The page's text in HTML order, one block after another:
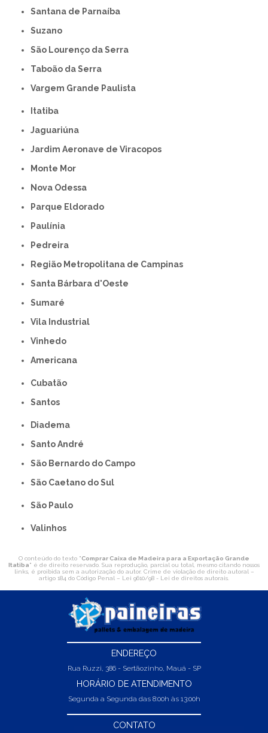
Santana de Parnaíba
Suzano
São Lourenço da Serra
Taboão da Serra
Vargem Grande Paulista
Itatiba
Jaguariúna
Jardim Aeronave de Viracopos
Monte Mor
Nova Odessa
Parque Eldorado
Paulínia
Pedreira
Região Metropolitana de Campinas
Santa Bárbara d'Oeste
Sumaré
Vila Industrial
Vinhedo
americana
Cubatão
Santos
Diadema
Santo André
São Bernardo do Campo
São Caetano do Sul
São Paulo
Valinhos
O conteúdo do texto "Comprar Caixa de Madeira para a Exportação Grande
Itatiba" é de direito reservado. Sua reprodução, parcial ou total, mesmo citando nossos
links, é proibida sem a autorização do autor. Crime de violação de direito autoral –
artigo 184 do Código Penal – Lei 9610/98 - Lei de direitos autorais.
ENDEREÇO
Rua Ruzzi, 386 - Sertãozinho, Mauá - SP
HORÁRIO DE ATENDIMENTO
Segunda a Segunda das 8:00h às 13:00h
CONTATO